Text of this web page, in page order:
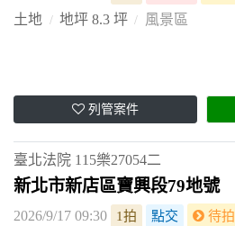
土地 地坪 8.3 坪 風景區
列管案件
臺北法院 115樂27054二
新北市新店區寶興段79地號
2026/9/17 09:30 1拍 點交 待拍